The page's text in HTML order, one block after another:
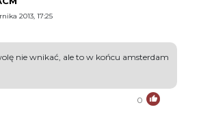
2013, 17:25
nie wnikać, ale to w końcu amsterdam
0